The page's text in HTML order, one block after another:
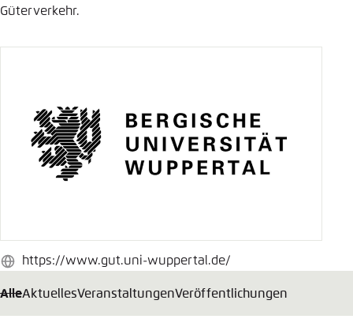
Güterverkehr.
Webseite
https://www.gut.uni-wuppertal.de/
AlleAktuellesVeranstaltungenVeröffentlichungen
speichern